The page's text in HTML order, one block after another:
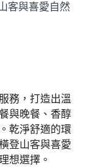
客與喜愛自然
務，打造出溫
與晚餐、香醇
乾淨舒適的環
登山客與喜愛
想選擇。